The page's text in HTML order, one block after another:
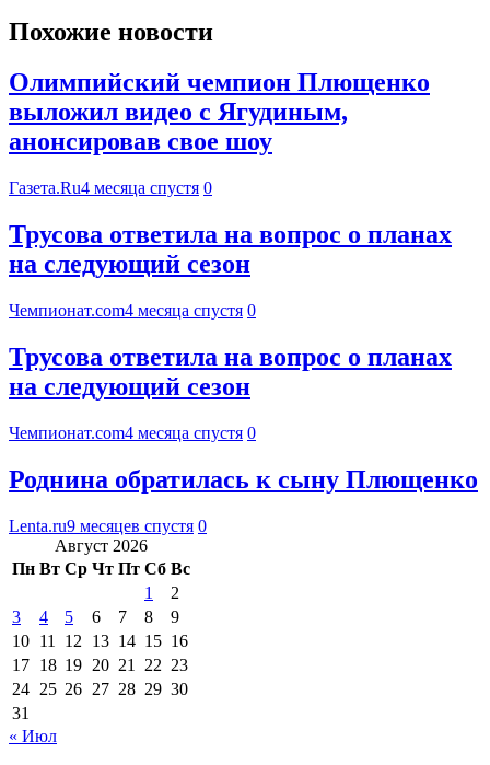
Похожие новости
Олимпийский чемпион Плющенко
выложил видео с Ягудиным,
анонсировав свое шоу
Газета.Ru4 месяца спустя 0
Трусова ответила на вопрос о планах
на следующий сезон
Чемпионат.com4 месяца спустя 0
Трусова ответила на вопрос о планах
на следующий сезон
Чемпионат.com4 месяца спустя 0
Роднина обратилась к сыну Плющенко
Lenta.ru9 месяцев спустя 0
Август 2026
Пн Вт Ср Чт Пт Сб Вс
1
2
3
4 5 6 7 8
9
10 11 12 13 14 15 16
17 18 19 20 21 22 23
24 25 26 27 28 29 30
31
« Июл